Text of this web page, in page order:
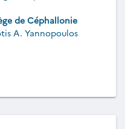
de Céphallonie
A. Yannopoulos